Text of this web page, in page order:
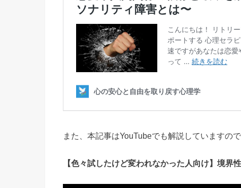
また、本記事はYouTubeでも解説していますの
【色々試したけど変われなかった人向け】境